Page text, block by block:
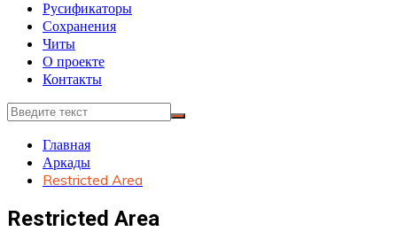
Русификаторы
Сохранения
Читы
О проекте
Контакты
Главная
Аркады
Restricted Area
Restricted Area